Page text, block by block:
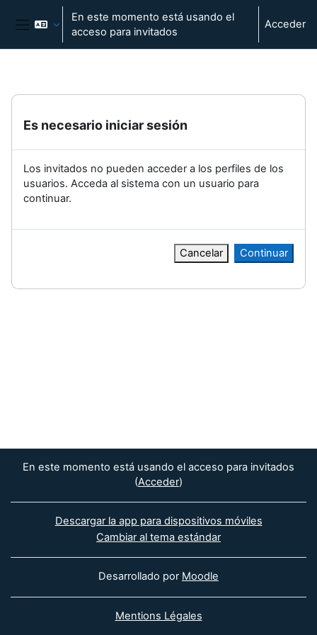
Salta al contenido principal
Panel lateral
En este momento está usando el
acceso para invitados
Acceder
Es necesario iniciar sesión
Los invitados no pueden acceder a los perfiles de los
usuarios. Acceda al sistema con un usuario para
continuar.
Cancelar Continuar
En este momento está usando el acceso para invitados
(Acceder)
Descargar la app para dispositivos móviles
Cambiar al tema estándar
Desarrollado por Moodle
Mentions Légales